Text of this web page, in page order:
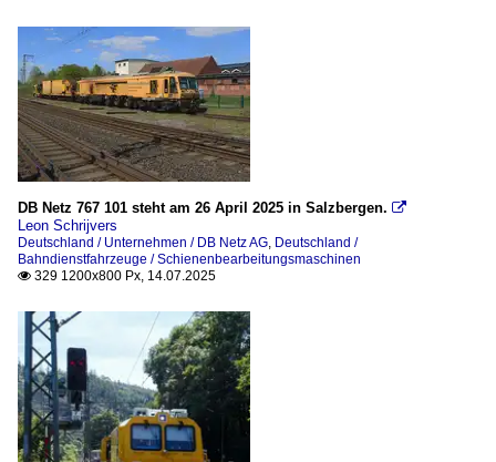
DB Netz 767 101 steht am 26 April 2025 in Salzbergen. 
Leon Schrijvers
Deutschland / Unternehmen / DB Netz AG, Deutschland /
Bahndienstfahrzeuge / Schienenbearbeitungsmaschinen
 329 1200x800 Px, 14.07.2025